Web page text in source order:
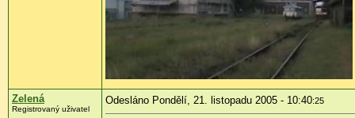
Zelená
Registrovaný uživatel
Odesláno Pondělí, 21. listopadu 2005 - 10:40:25